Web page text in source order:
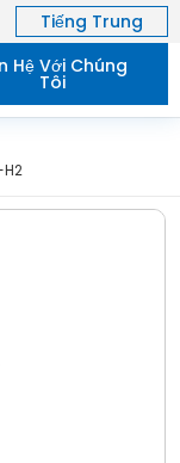
Tiếng Trung
Hệ Với Chúng
Tôi